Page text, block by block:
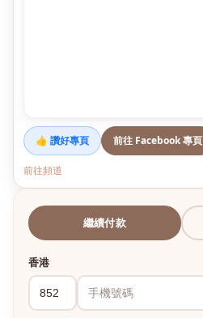
👍 讚好專頁 前往 Facebook 專頁
前往頻道
繼續付款
香港